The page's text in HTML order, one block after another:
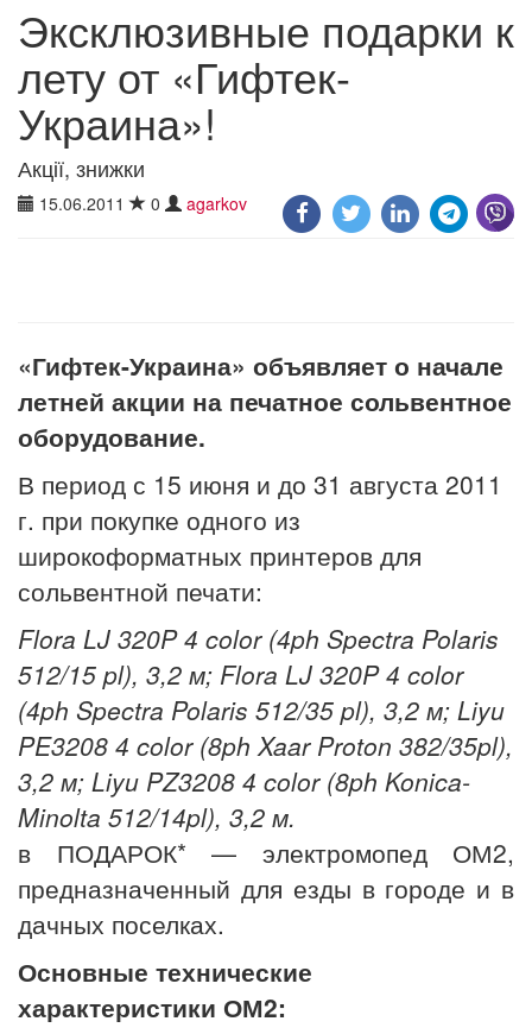
Эксклюзивные подарки к
лету от «Гифтек-
Украина»!
Акції, знижки
15.06.2011 0 agarkov
«Гифтек-Украина» объявляет о начале
летней акции на печатное сольвентное
оборудование.
В период с 15 июня и до 31 августа 2011
г. при покупке одного из
широкоформатных принтеров для
сольвентной печати:
Flora LJ 320P 4 color (4ph Spectra Polaris
512/15 pl), 3,2 м; Flora LJ 320P 4 color
(4ph Spectra Polaris 512/35 pl), 3,2 м; Liyu
PE3208 4 color (8ph Xaar Proton 382/35pl),
3,2 м; Liyu PZ3208 4 color (8ph Konica-
Minolta 512/14pl), 3,2 м.
в ПОДАРОК* — электромопед ОМ2,
предназначенный для езды в городе и в
дачных поселках.
Основные технические
характеристики ОМ2: